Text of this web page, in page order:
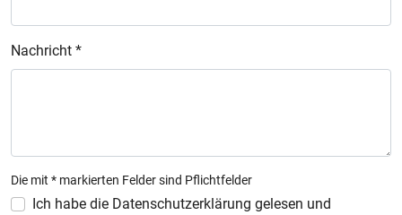
Nachricht *
Die mit * markierten Felder sind Pflichtfelder
Ich habe die Datenschutzerklärung gelesen und